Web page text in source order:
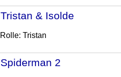
Tristan & Isolde
Rolle: Tristan
Spiderman 2